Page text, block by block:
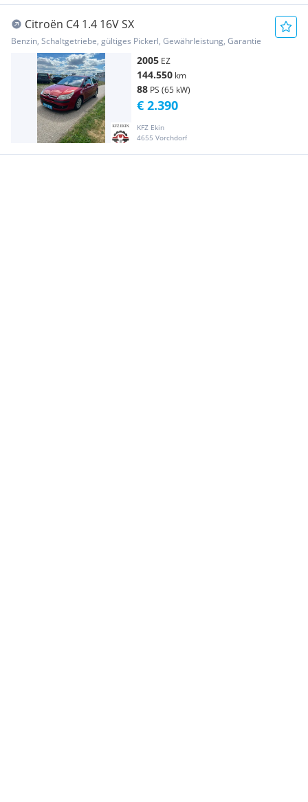
Citroën C4 1.4 16V SX
Benzin, Schaltgetriebe, gültiges Pickerl, Gewährleistung, Garantie
2005 EZ
144.550 km
88 PS (65 kW)
KFZ Ekin
4655 Vorchdorf
€ 2.390